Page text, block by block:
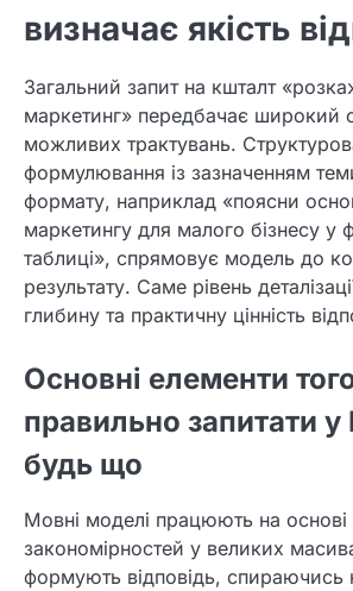
визначає якість
Загальний запит на кшталт
маркетинг» передбачає широкий
можливих трактувань.
формулювання із зазначенням
формату, наприклад «поясни
маркетингу для малого бізнесу у
таблиці», спрямовує модель до
результату. Саме рівень
глибину та практичну цінність
Основні елементи
правильно запитати у
будь що
Мовні моделі працюють на основі
закономірностей у великих
формують відповідь, спираючись